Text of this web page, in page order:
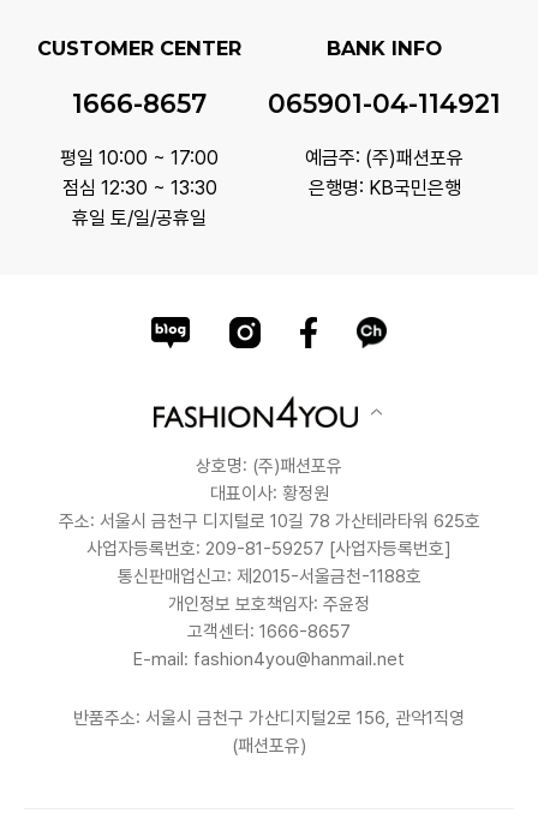
CUSTOMER CENTER
1666-8657
평일 10:00 ~ 17:00
점심 12:30 ~ 13:30
휴일 토/일/공휴일
BANK INFO
065901-04-114921
예금주: (주)패션포유
은행명: KB국민은행
상호명: (주)패션포유
대표이사: 황정원
주소: 서울시 금천구 디지털로 10길 78 가산테라타워 625호
사업자등록번호: 209-81-59257 [사업자등록번호]
통신판매업신고: 제2015-서울금천-1188호
개인정보 보호책임자: 주윤정
고객센터: 1666-8657
E-mail: fashion4you@hanmail.net
반품주소: 서울시 금천구 가산디지털2로 156, 관악1직영
(패션포유)